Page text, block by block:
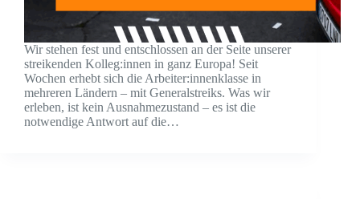
Wir stehen fest und entschlossen an der Seite unserer
streikenden Kolleg:innen in ganz Europa! Seit
Wochen erhebt sich die Arbeiter:innenklasse in
mehreren Ländern – mit Generalstreiks. Was wir
erleben, ist kein Ausnahmezustand – es ist die
notwendige Antwort auf die…